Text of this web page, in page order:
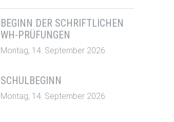
BEGINN DER SCHRIFTLICHEN
WH-PRÜFUNGEN
Montag, 14. September 2026
SCHULBEGINN
Montag, 14. September 2026